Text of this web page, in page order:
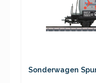
Sonderwagen